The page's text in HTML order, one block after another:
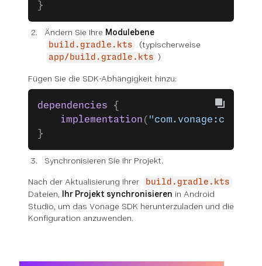
}
Ändern Sie Ihre Modulebene
build.gradle.kts (typischerweise
app/build.gradle.kts )
Fügen Sie die SDK-Abhängigkeit hinzu:
dependencies {
    implementation
(
}
Synchronisieren Sie Ihr Projekt.
Nach der Aktualisierung Ihrer build.gradle.kts
Dateien, Ihr Projekt synchronisieren in Android
Studio, um das Vonage SDK herunterzuladen und die
Konfiguration anzuwenden.